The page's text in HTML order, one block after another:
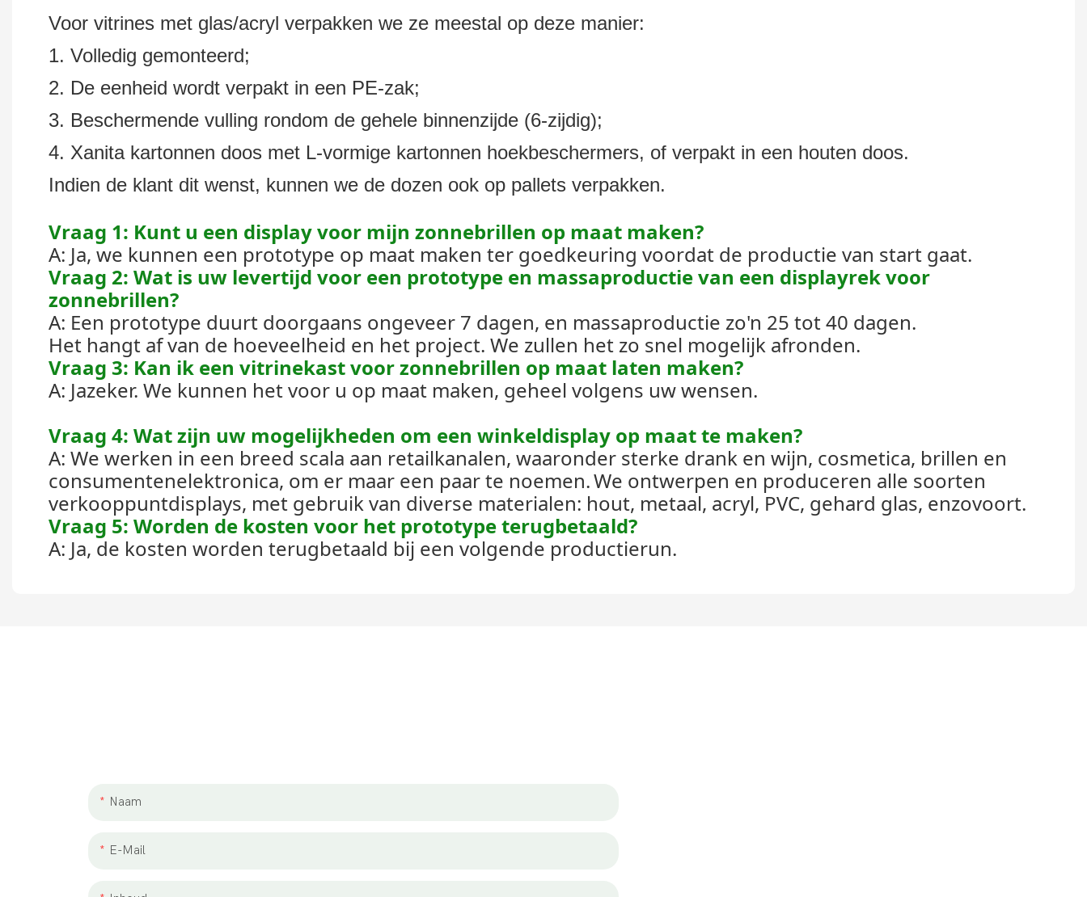
Voor vitrines met glas/acryl verpakken we ze meestal op deze manier:
1. Volledig gemonteerd;
2. De eenheid wordt verpakt in een PE-zak;
3. Beschermende vulling rondom de gehele binnenzijde (6-zijdig);
4. Xanita kartonnen doos met L-vormige kartonnen hoekbeschermers, of verpakt in een houten doos.
Indien de klant dit wenst, kunnen we de dozen ook op pallets verpakken.
Vraag 1: Kunt u een display voor mijn zonnebrillen op maat maken?
A: Ja, we kunnen een prototype op maat maken ter goedkeuring voordat de productie van start gaat.
Vraag 2: Wat is uw levertijd voor een prototype en massaproductie van een displayrek voor
zonnebrillen?
A: Een prototype duurt doorgaans ongeveer 7 dagen, en massaproductie zo'n 25 tot 40 dagen.
Het hangt af van de hoeveelheid en het project. We zullen het zo snel mogelijk afronden.
Vraag 3: Kan ik een vitrinekast voor zonnebrillen op maat laten maken?
A: Jazeker. We kunnen het voor u op maat maken, geheel volgens uw wensen.
Vraag 4: Wat zijn uw mogelijkheden om een ​​winkeldisplay op maat te maken?
A: We werken in een breed scala aan retailkanalen, waaronder sterke drank en wijn, cosmetica, brillen en
consumentenelektronica, om er maar een paar te noemen.We ontwerpen en produceren alle soorten
verkooppuntdisplays, met gebruik van diverse materialen: hout, metaal, acryl, PVC, gehard glas, enzovoort.
Vraag 5: Worden de kosten voor het prototype terugbetaald?
A: Ja, de kosten worden terugbetaald bij een volgende productierun.
Naam
E-Mail